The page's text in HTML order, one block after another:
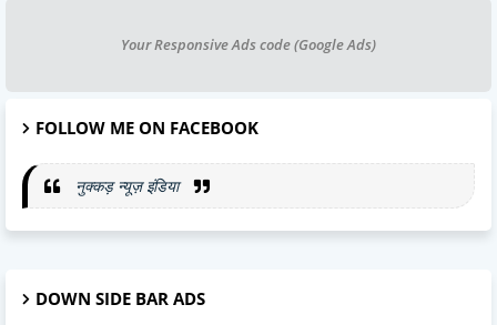
Your Responsive Ads code (Google Ads)
FOLLOW ME ON FACEBOOK
नुक्कड़ न्यूज़ इंडिया
DOWN SIDE BAR ADS